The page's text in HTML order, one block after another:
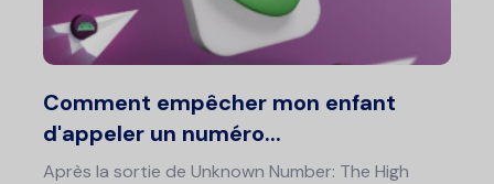
Comment empêcher mon enfant
d'appeler un numéro...
Après la sortie de Unknown Number: The High